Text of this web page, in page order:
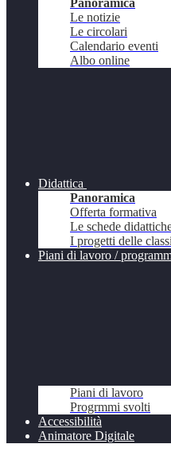
Panoramica
Le notizie
Le circolari
Calendario eventi
Albo online
Didattica
Panoramica
Offerta formativa
Le schede
I progetti delle classi
Piani di lavoro /
Piani di lavoro
Progrmmi svolti
Accessibilità
Animatore Digitale